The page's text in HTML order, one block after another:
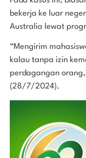
bekerja ke luar
Australia lewat
“Mengirim
kalau tanpa izin
perdagangan
(28/7/2024).